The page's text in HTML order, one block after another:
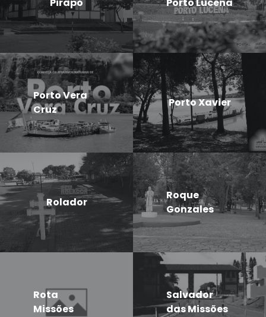
Porto Vera
Cruz
Porto Xavier
Rolador
Roque
Gonzales
Rota
Missões
Salvador
das Missões